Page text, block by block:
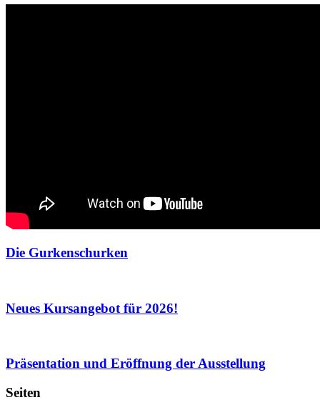
Die Gurkenschurken
Neues Kursangebot für 2026!
Präsentation und Eröffnung der Ausstellung
Seiten